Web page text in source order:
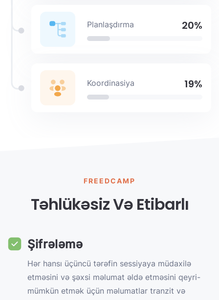
Planlaşdırma 20%
Koordinasiya 19%
FREEDCAMP
Təhlükəsiz Və Etibarlı
Şifrələmə
Hər hansı üçüncü tərəfin sessiyaya müdaxilə
etməsini və şəxsi məlumat əldə etməsini qeyri-
mümkün etmək üçün məlumatlar tranzit və